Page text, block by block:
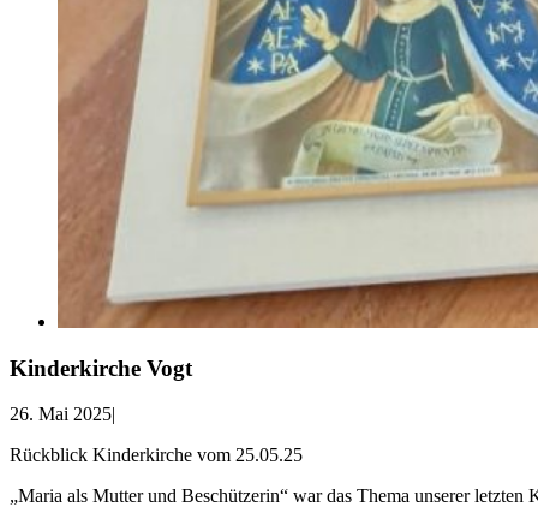
Kinderkirche Vogt
26. Mai 2025|
Rückblick Kinderkirche vom 25.05.25
„Maria als Mutter und Beschützerin“ war das Thema unserer letzten